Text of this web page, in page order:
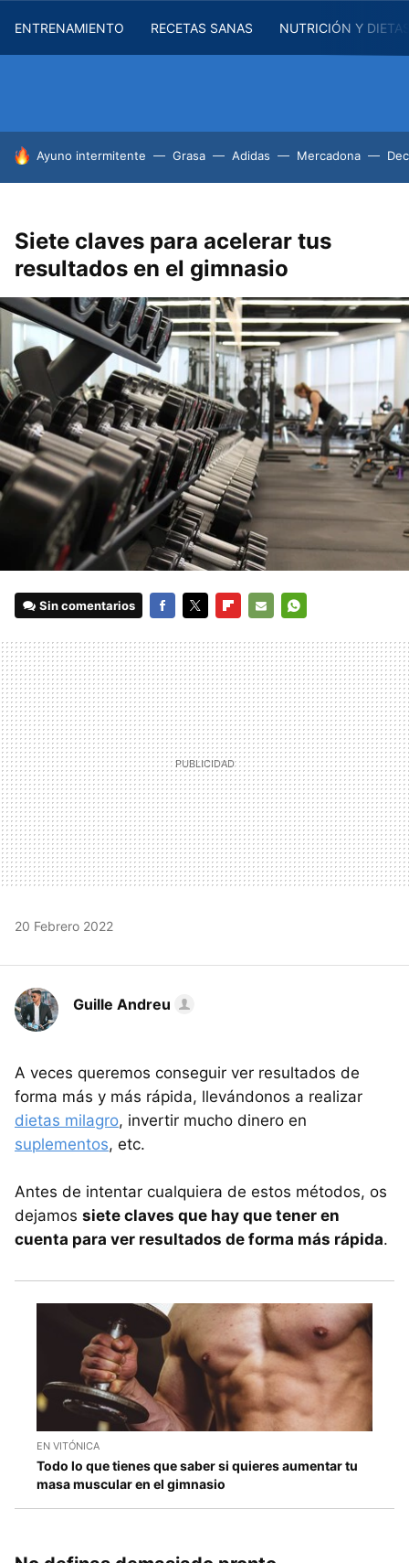
ENTRENAMIENTO RECETAS SANAS NUTRICIÓN Y
HOY SE HABLA DE
Ayuno intermitente Grasa Adidas Mercadona
Siete claves para acelerar tus
resultados en el gimnasio
Sin comentarios
MAIL
20 Febrero 2022
Guille Andreu
A veces queremos conseguir ver resultados de
forma más y más rápida, llevándonos a realizar
dietas milagro, invertir mucho dinero en
suplementos, etc.
Antes de intentar cualquiera de estos métodos, os
dejamos siete claves que hay que tener en
cuenta para ver resultados de forma más rápida.
EN VITÓNICA
Todo lo que tienes que saber si quieres aumentar tu
masa muscular en el gimnasio